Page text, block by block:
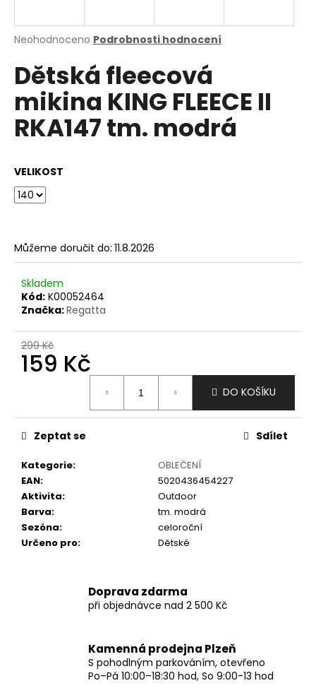
Průměrné
produktu
je
5
hvězdiček.
Neohodnoceno Podrobnosti hodnocení
Dětská fleecová
mikina KING FLEECE II
RKA147 tm. modrá
VELIKOST
Můžeme doručit do: 11.8.2026
Skladem
Kód: K00052464
Značka:Regatta
299 Kč
159 Kč
DO KOŠÍKU
Kategorie:
OBLEČENÍ
EAN:
5020436454227
Aktivita:
Outdoor
Barva:
tm. modrá
Sezóna:
celoroční
Určeno pro: Dětské
Zeptat se Sdílet
Doprava zdarma
při objednávce nad 2 500 Kč
Kamenná prodejna Plzeň
S pohodlným parkováním, otevřeno
Po–Pá 10:00–18:30 hod, So 9:00-13 hod
j
t
?
o
p
u
č
u